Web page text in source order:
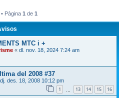
Pàgina 1 de 1
MTC i +
« dl. nov. 18, 2024 7:24 am
del 2008 #37
dj. des. 18, 2008 10:12 pm
1 13 14 15 16